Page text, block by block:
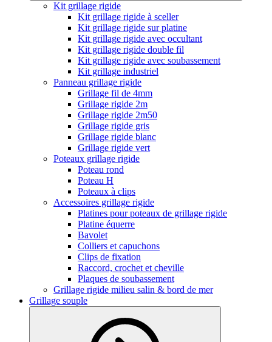
Kit grillage rigide
Kit grillage rigide à sceller
Kit grillage rigide sur platine
Kit grillage rigide avec occultant
Kit grillage rigide double fil
Kit grillage rigide avec soubassement
Kit grillage industriel
Panneau grillage rigide
Grillage fil de 4mm
Grillage rigide 2m
Grillage rigide 2m50
Grillage rigide gris
Grillage rigide blanc
Grillage rigide vert
Poteaux grillage rigide
Poteau rond
Poteau H
Poteaux à clips
Accessoires grillage rigide
Platines pour poteaux de grillage rigide
Platine équerre
Bavolet
Colliers et capuchons
Clips de fixation
Raccord, crochet et cheville
Plaques de soubassement
Grillage rigide milieu salin & bord de mer
Grillage souple